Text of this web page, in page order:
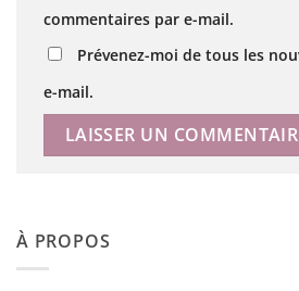
commentaires par e-mail.
Prévenez-moi de tous les
e-mail.
À PROPOS